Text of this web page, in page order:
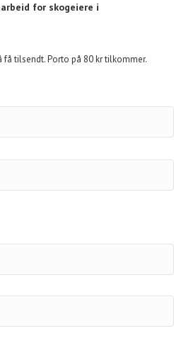
for skogeiere i
tilsendt. Porto på 80 kr tilkommer.